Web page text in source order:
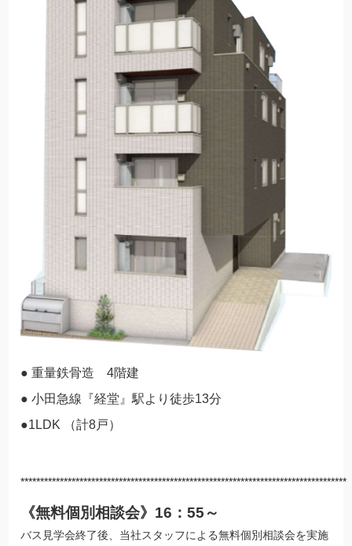
● 重量鉄骨造 4階建
● 小田急線『経堂』駅より徒歩13分
●1LDK （計8戸）
***********************************************************************************
《無料個別相談会》16：55～
バス見学会終了後、当社スタッフによる無料個別相談会を実施